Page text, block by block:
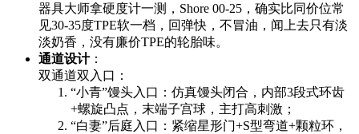
器具大师拿硬度计一测，Shore 00-25，确实比同价位常
见30-35度TPE软一档，回弹快，不冒油，闻上去只有淡
淡奶香，没有廉价TPE的轮胎味。
通道设计：
双通道双入口：
“小青”馒头入口：仿真馒头闭合，内部3段式环齿
+螺旋凸点，末端子宫球，主打高刺激；
“白妻”后庭入口：紧缩星形门+S型弯道+颗粒环，